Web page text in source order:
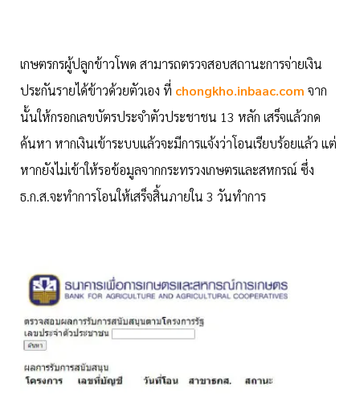
เกษตรกรผู้ปลูกข้าวโพด สามารถตรวจสอบสถานะการจ่ายเงิน
ประกันรายได้ข้าวด้วยตัวเอง ที่ chongkho.inbaac.com จาก
นั้นให้กรอกเลขบัตรประจำตัวประชาชน 13 หลัก เสร็จแล้วกด
ค้นหา หากเงินเข้าระบบแล้วจะมีการแจ้งว่าโอนเรียบร้อยแล้ว แต่
หากยังไม่เข้าให้รอข้อมูลจากกระทรวงเกษตรและสหกรณ์ ซึ่ง
ธ.ก.ส.จะทำการโอนให้เสร็จสิ้นภายใน 3 วันทำการ